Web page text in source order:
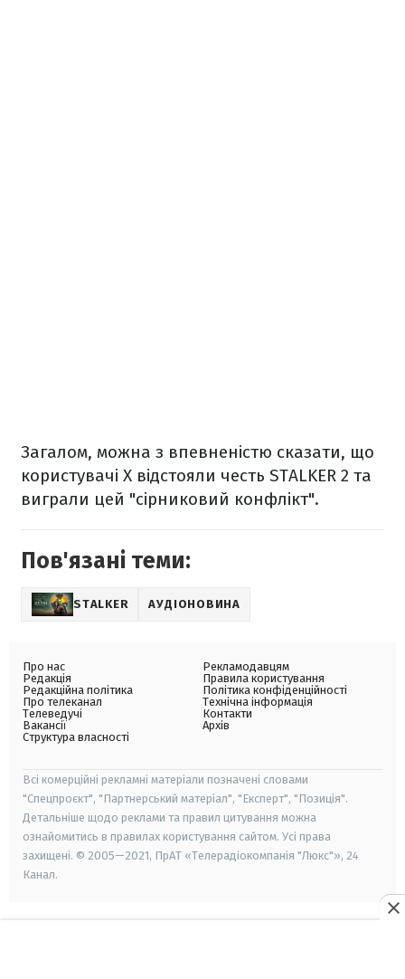
Загалом, можна з впевненістю сказати, що
користувачі X відстояли честь STALKER 2 та
виграли цей "сірниковий конфлікт".
Пов'язані теми:
STALKER АУДІОНОВИНА
Про нас
Редакція
Редакційна політика
Про телеканал
Телеведучі
Вакансії
Структура власності
Рекламодавцям
Правила користування
Політика конфіденційності
Технічна інформація
Контакти
Архів
Всі комерційні рекламні матеріали позначені словами
"Спецпроєкт", "Партнерський матеріал", "Експерт", "Позиція".
Детальніше щодо реклами та правил цитування можна
ознайомитись в правилах користування сайтом. Усі права
захищені. © 2005—2021, ПрАТ «Телерадіокомпанія "Люкс"», 24
Канал.